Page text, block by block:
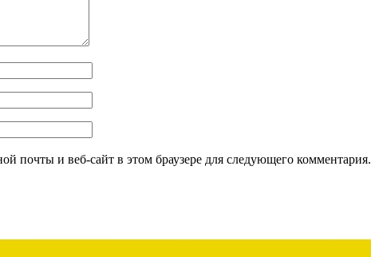
почты и веб-сайт в этом браузере для следующего комментария.